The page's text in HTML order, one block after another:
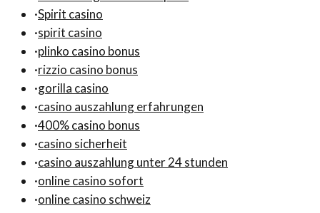
·Spirit casino
·spirit casino
·plinko casino bonus
·rizzio casino bonus
·gorilla casino
·casino auszahlung erfahrungen
·400% casino bonus
·casino sicherheit
·casino auszahlung unter 24 stunden
·online casino sofort
·online casino schweiz